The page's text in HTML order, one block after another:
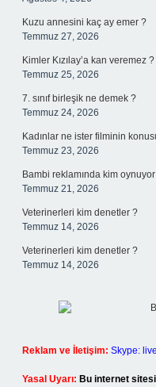
Kuzu annesini kaç ay emer ?
Temmuz 27, 2026
Kimler Kızılay’a kan veremez ?
Temmuz 25, 2026
7. sınıf birleşik ne demek ?
Temmuz 24, 2026
Kadınlar ne ister filminin
Temmuz 23, 2026
Bambi reklamında kim
Temmuz 21, 2026
Veterinerleri kim denetler ?
Temmuz 14, 2026
Veterinerleri kim denetler ?
Temmuz 14, 2026
Reklam ve İletişim: Skype:
Yasal Uyarı: Bu internet